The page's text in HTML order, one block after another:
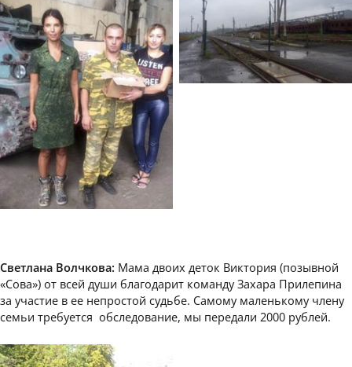
Светлана Волчкова: Мама двоих деток Виктория (позывной
«Сова») от всей души благодарит команду Захара Прилепина
за участие в ее непростой судьбе. Самому маленькому члену
семьи требуется обследование, мы передали 2000 рублей.